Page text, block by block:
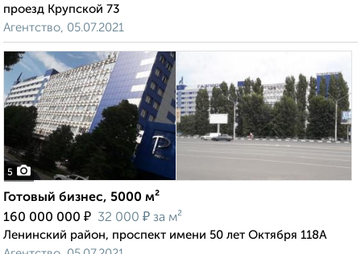
проезд Крупской 73
Агентство, 05.07.2021
5
Готовый бизнес, 5000 м²
160 000 000 ₽ 32 000 ₽ за м²
Ленинский район, проспект имени 50 лет Октября 118А